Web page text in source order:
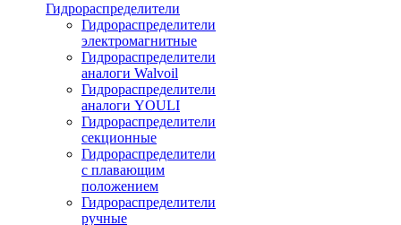
Гидрораспределители
Гидрораспределители
электромагнитные
Гидрораспределители
аналоги Walvoil
Гидрораспределители
аналоги YOULI
Гидрораспределители
секционные
Гидрораспределители
с плавающим
положением
Гидрораспределители
ручные